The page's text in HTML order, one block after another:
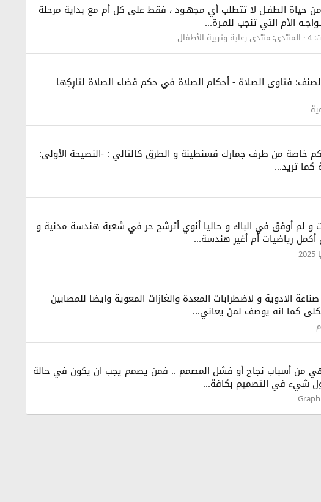
حياة الطفـل لا تتطلب أي مجهـود ، فقط على كل أم مع بداية مرحلة
الأم التي تنجب للمـرة...
4 المنتدى: منتدى رعاية وتربية الأطفال
قضاء تارك الصلاة متعمدا التبويب الفقهي للفتاوى: فتاوى الصلاة > أحكام الصلاة الفتوى رقم: ١٦٣ الصنف: فتاوى الصلاة - أحكام الصلاة في حكم قضاء الصلاة لتارِكِها
خاصة من طرف جمارك قسنطينة و الطرق كالتالي : -النصيحة الأولى:
و لم أوفق في الباك و حاليا أنوي أترشح حر في شعبة هندسة مدنية و
رياضيات أم أغير هندسة...
الادوية و لاضطرابات المعدة والغازات المعوية وايضا للمصابين
كما انه يوصف لمن يعاني...
يا أعضاء اللمة لمن يريد أن يكون مصمم ناجح 1- الراحة النفسية : وهي من أسباب نجاح أو فشل المصمم .. فمن يصمم يجب ان يكون في حالة